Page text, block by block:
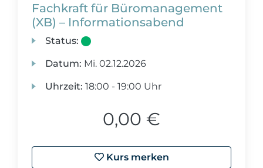
Fachkraft für Büromanagement
(XB) – Informationsabend
Status:
Datum: Mi. 02.12.2026
Uhrzeit: 18:00 - 19:00 Uhr
0,00 €
Kurs merken